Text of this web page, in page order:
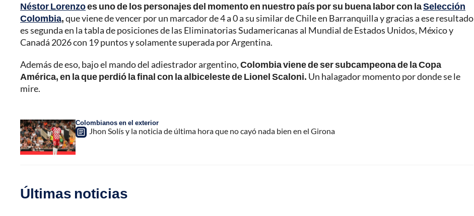
Néstor Lorenzoes uno de los personajes del momento en nuestro país por su buena labor con laSelección
Colombia,que viene de vencer por un marcador de 4 a 0 a su similar de Chile en Barranquilla y gracias a ese resultado
es segunda en la tabla de posiciones de las Eliminatorias Sudamericanas al Mundial de Estados Unidos, México y
Canadá 2026 con 19 puntos y solamente superada por Argentina.
Además de eso, bajo el mando del adiestrador argentino,Colombia viene de ser subcampeona de la Copa
América, en la que perdió la final con la albiceleste de Lionel Scaloni. Un halagador momento por donde se le
mire.
Colombianos en el exterior
Jhon Solís y la noticia de última hora que no cayó nada bien en el Girona
Últimas noticias